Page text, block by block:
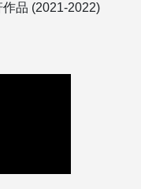
作品 (2021-2022)